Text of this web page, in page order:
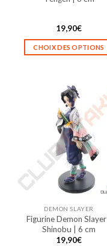
19,90€
CHOIX DES OPTIONS
a
plusieurs
variations.
Les
options
peuvent
être
choisies
sur
page
du
produit
DEMON SLAYER
Figurine Demon Slayer |
Shinobu | 6 cm
19,90€